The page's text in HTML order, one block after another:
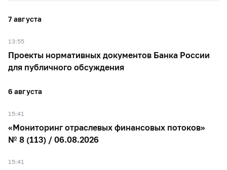
7 августа
13:55
Проекты нормативных документов Банка России
для публичного обсуждения
6 августа
15:41
«Мониторинг отраслевых финансовых потоков»
№ 8 (113) / 06.08.2026
15:41